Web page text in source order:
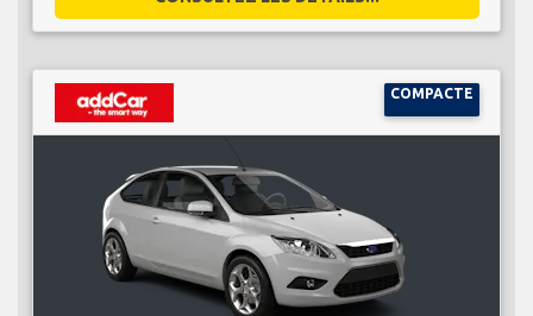
COMPACTE